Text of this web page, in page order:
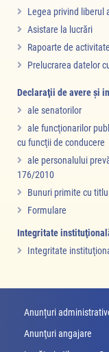
Legea privind liberul
Asistare la lucrări
Rapoarte de activitate
Prelucrarea datelor
Declaraţii de avere şi
ale senatorilor
ale funcţionarilor
cu funcţii de conducere
ale personalului
176/2010
Bunuri primite cu
Formulare
Integritate
Integritate
Anunțuri
Anunţuri angajare